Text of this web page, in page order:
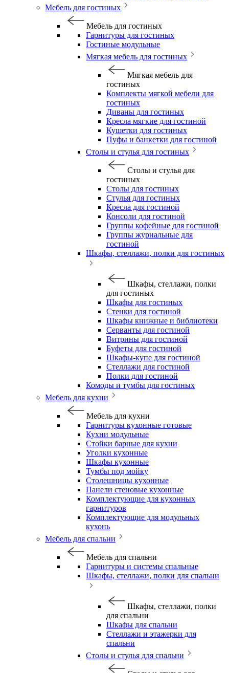
Мебель для гостиных
Мебель для гостиных
Гарнитуры для гостиных
Гостиные модульные
Мягкая мебель для гостиных
Мягкая мебель для
гостиных
Комплекты мягкой мебели для
гостиных
Диваны для гостиных
Кресла мягкие для гостиной
Кушетки для гостиных
Пуфы и банкетки для гостиной
Столы и стулья для гостиных
Столы и стулья для
гостиных
Столы для гостиных
Стулья для гостиных
Кресла для гостиной
Консоли для гостиной
Группы кофейные для гостиной
Группы журнальные для
гостиной
Шкафы, стеллажи, полки для гостиных
Шкафы, стеллажи, полки
для гостиных
Шкафы для гостиных
Стенки для гостиной
Шкафы книжные и библиотеки
Серванты для гостиной
Витрины для гостиной
Буфеты для гостиной
Шкафы-купе для гостиной
Стеллажи для гостиной
Полки для гостиной
Комоды и тумбы для гостиных
Мебель для кухни
Мебель для кухни
Гарнитуры кухонные готовые
Кухни модульные
Стойки барные для кухни
Уголки кухонные
Шкафы кухонные
Тумбы под мойку
Столешницы кухонные
Панели стеновые кухонные
Комплектующие для кухонных
гарнитуров
Комплектующие для модульных
кухонь
Мебель для спальни
Мебель для спальни
Гарнитуры и системы спальные
Шкафы, стеллажи, полки для спальни
Шкафы, стеллажи, полки
для спальни
Шкафы для спальни
Стеллажи и этажерки для
спальни
Столы и стулья для спальни